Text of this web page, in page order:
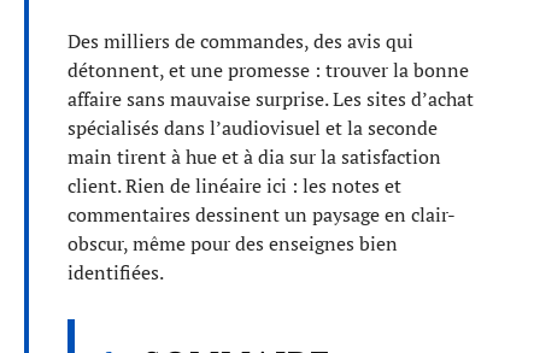
Des milliers de commandes, des avis qui
détonnent, et une promesse : trouver la bonne
affaire sans mauvaise surprise. Les sites d’achat
spécialisés dans l’audiovisuel et la seconde
main tirent à hue et à dia sur la satisfaction
client. Rien de linéaire ici : les notes et
commentaires dessinent un paysage en clair-
obscur, même pour des enseignes bien
identifiées.